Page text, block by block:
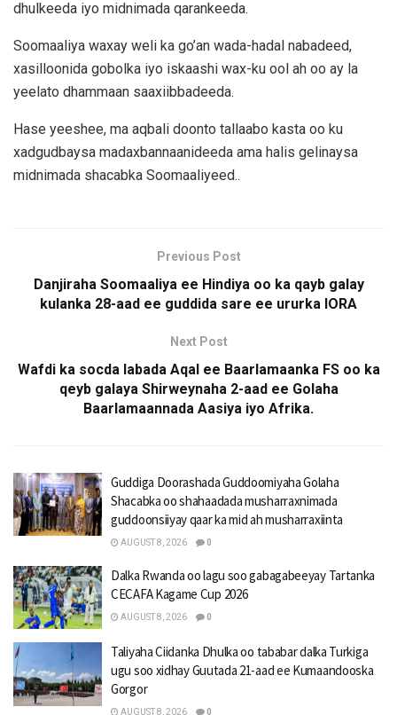
dhulkeeda iyo midnimada qarankeeda.
Soomaaliya waxay weli ka go’an wada-hadal nabadeed,
xasilloonida gobolka iyo iskaashi wax-ku ool ah oo ay la
yeelato dhammaan saaxiibbadeeda.
Hase yeeshee, ma aqbali doonto tallaabo kasta oo ku
xadgudbaysa madaxbannaanideeda ama halis gelinaysa
midnimada shacabka Soomaaliyeed..
Previous Post
Danjiraha Soomaaliya ee Hindiya oo ka qayb galay
kulanka 28-aad ee guddida sare ee ururka IORA
Next Post
Wafdi ka socda labada Aqal ee Baarlamaanka FS oo ka
qeyb galaya Shirweynaha 2-aad ee Golaha
Baarlamaannada Aasiya iyo Afrika.
Guddiga Doorashada Guddoomiyaha Golaha
Shacabka oo shahaadada musharraxnimada
guddoonsiiyay qaar ka mid ah musharraxiinta
AUGUST 8, 2026 0
Dalka Rwanda oo lagu soo gabagabeeyay Tartanka
CECAFA Kagame Cup 2026
AUGUST 8, 2026 0
Taliyaha Ciidanka Dhulka oo tababar dalka Turkiga
ugu soo xidhay Guutada 21-aad ee Kumaandooska
Gorgor
AUGUST 8, 2026 0